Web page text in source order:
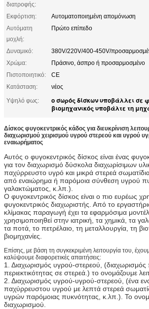
διατροφής:
Εκφόρτιση:
Αυτοματοποιημένη απομόνωση
Αυτόματη
μοχλή:
Πρώτο επίπεδο
Δυναμικό:
380V/220V/400-450V/
Χρώμα:
Πράσινο, άσπρο ή προσαρμοσμένο
Πιστοποιητικό:
CE
Κατάσταση:
νέος
Υψηλό φως:
ο σωρός δίσκων υποβάλλει σε
βιομηχανικός υποβάλτε τη
Δίσκος φυγοκεντρικός κάδος για διευκρίνιση
διαχωρισμού χειρισμού υγρού στερεού και υγρού
εναιωρήματος
Αυτός ο φυγοκεντρικός δίσκος είναι ένας
για τον διαχωρισμό δύσκολα διαχωρίσιμων
παχύρρευστο υγρό και μικρά στερεά
από εναιώρημα ή παρόμοια σύνθεση υγρού
γαλακτώματος, κ.λπ.).
Ο φυγοκεντρικός δίσκος είναι ο πιο ευρέως
φυγοκεντρικός διαχωριστής. Από το
κλίμακας παραγωγή έχει τα εφαρμόσιμα
χρησιμοποιηθεί στην ιατρική, τα χημικά, τα
τα ποτά, το πετρέλαιο, τη μεταλλουργία, τη
βιομηχανίες.
Επίσης, με βάση τη συγκεκριμένη λειτουργία του,
καλύψουμε διαφορετικές απαιτήσεις:
1. Διαχωρισμός υγρού-στερεού,
περιεκτικότητας σε στερεά.) το ονομάζουμε
2. Διαχωρισμός υγρού-υγρού-στερεού, (ένα
παχύρρευστου υγρού με λεπτά στερεά
υγρών παρόμοιας πυκνότητας, κ.λπ.). Το
διαχωρισμού.